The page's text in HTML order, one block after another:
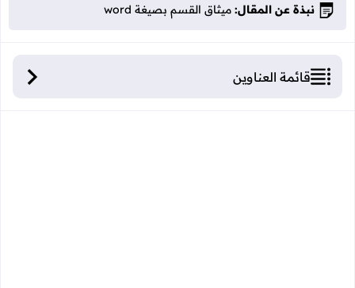
نبذة عن المقال: ميثاق القسم بصيغة word
قائمة العناوين